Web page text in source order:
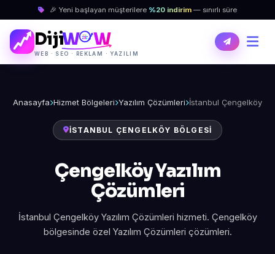
🎉 Yeni başlayan müşterilere %20 indirim — sınırlı süre
DijiW W
WEB · SEO · REKLAM · YAZILIM
Anasayfa Hizmet Bölgeleri Yazılım Çözümleri İstanbul Çengelköy
İSTANBUL ÇENGELKÖY BÖLGESI
Çengelköy Yazılım
Çözümleri
İstanbul Çengelköy Yazılım Çözümleri hizmeti. Çengelköy
bölgesinde özel Yazılım Çözümleri çözümleri.